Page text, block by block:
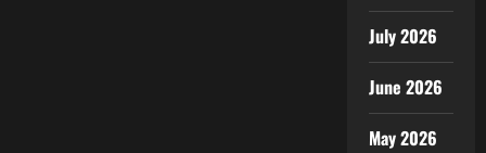
July 2026
June 2026
May 2026